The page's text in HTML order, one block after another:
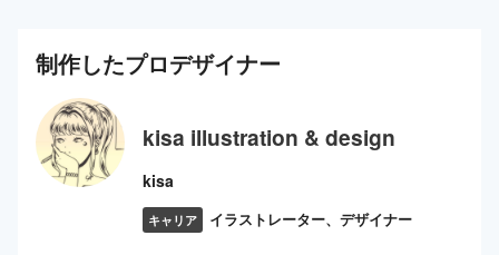
制作したプロデザイナー
kisa illustration & design
kisa
キャリア イラストレーター、デザイナー